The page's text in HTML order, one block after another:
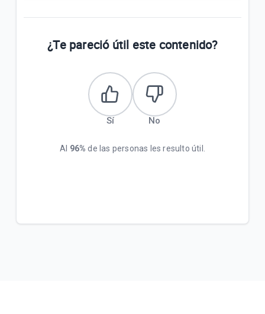
¿Te pareció útil este contenido?
Sí No
Al 96% de las personas les resulto útil.